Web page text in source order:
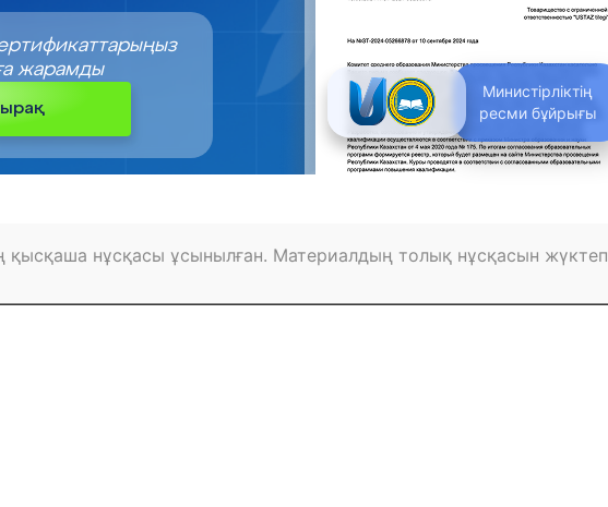
Министірліктің
ресми бұйрығы
жарамды
қысқаша нұсқасы ұсынылған. Материалдың толық нұсқасын жүктеп